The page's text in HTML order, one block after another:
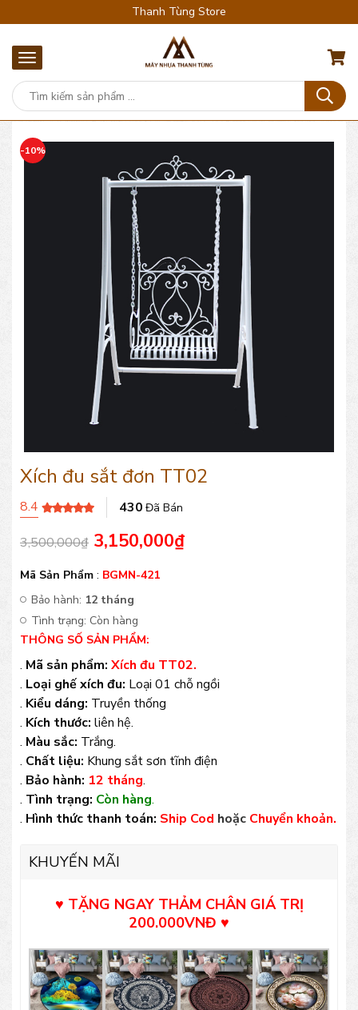
Thanh Tùng Store
-10%
Xích đu sắt đơn TT02
8.4 430 Đã Bán
3,500,000₫ 3,150,000₫
Mã Sản Phẩm : BGMN-421
Bảo hành: 12 tháng
Tình trạng: Còn hàng
THÔNG SỐ SẢN PHẨM:
. Mã sản phẩm: Xích đu TT02.
. Loại ghế xích đu: Loại 01 chỗ ngồi
. Kiểu dáng: Truyền thống
. Kích thước: liên hệ.
. Màu sắc: Trắng.
. Chất liệu: Khung sắt sơn tĩnh điện
. Bảo hành: 12 tháng.
. Tình trạng: Còn hàng.
. Hình thức thanh toán: Ship Cod hoặc Chuyển khoản.
KHUYẾN MÃI
♥ TẶNG NGAY THẢM CHÂN GIÁ TRỊ
200.000VNĐ ♥